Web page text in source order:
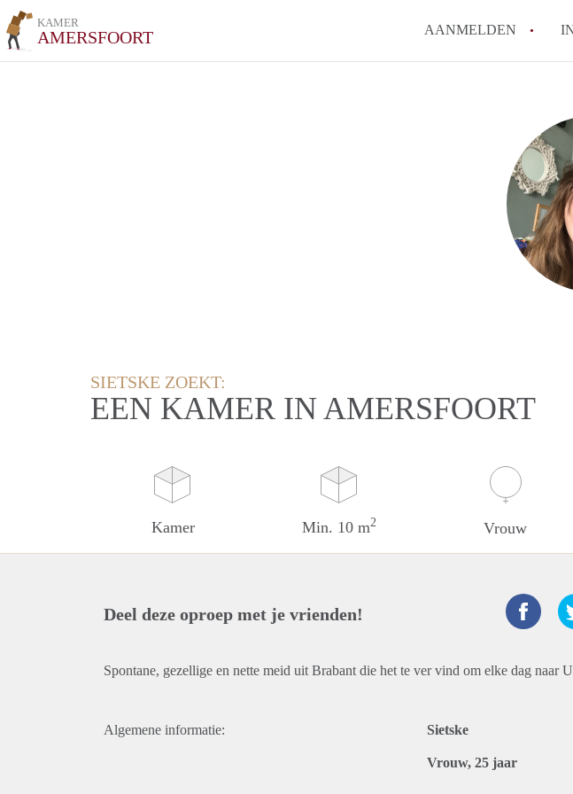
KAMER
AMERSFOORT AANMELDEN
SIETSKE ZOEKT:
EEN KAMER IN AMERSFOORT
Kamer Min. 10 m2 Vrouw
Deel deze oproep met je vrienden!
Spontane, gezellige en nette meid uit Brabant die het te ver vind om elke dag naar
Algemene informatie: Sietske
Vrouw, 25 jaar